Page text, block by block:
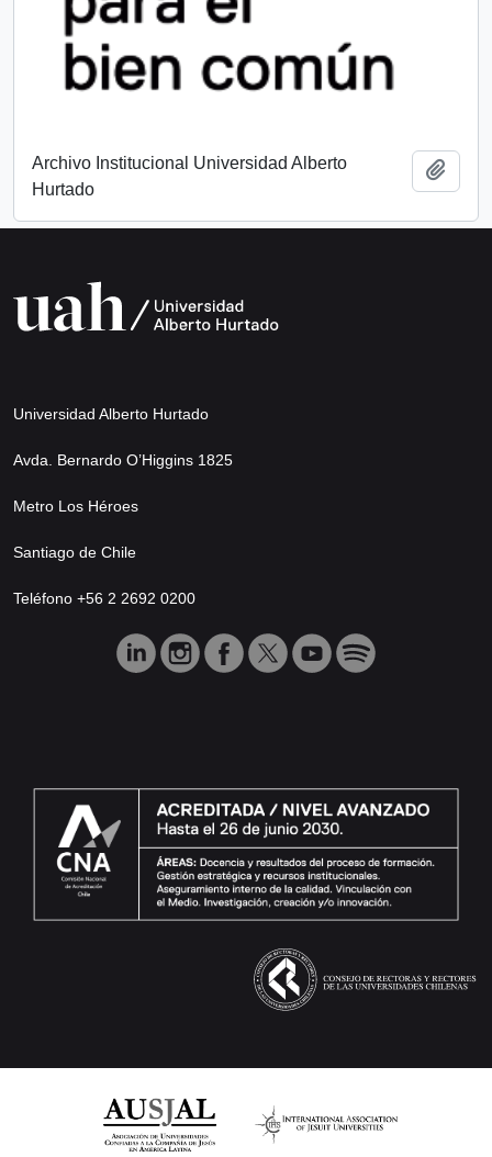
Archivo Institucional Universidad Alberto
Hurtado
Universidad Alberto Hurtado
Avda. Bernardo O’Higgins 1825
Metro Los Héroes
Santiago de Chile
Teléfono +56 2 2692 0200